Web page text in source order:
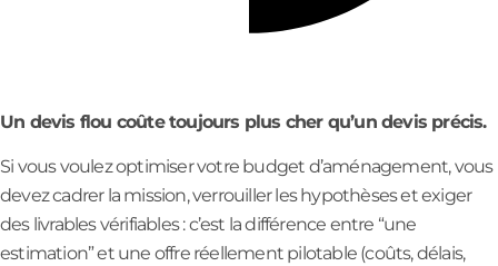
Un devis flou coûte toujours plus cher qu’un devis précis.
Si vous voulez optimiser votre budget d’aménagement, vous
devez cadrer la mission, verrouiller les hypothèses et exiger
des livrables vérifiables : c’est la différence entre “une
estimation” et une offre réellement pilotable (coûts, délais,